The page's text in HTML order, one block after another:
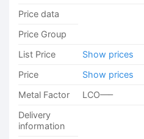
Price data
Price Group
List Price
Show prices
Price
Show prices
Metal Factor
LCO—–
Delivery
information